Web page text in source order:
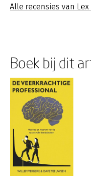
Alle recensies van
Boek bij dit